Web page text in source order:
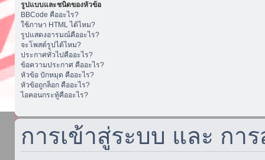
รูปแบบและชนิดของหัวข้อ
BBCode คืออะไร?
ใช้ภาษา HTML ได้ไหม?
รูปแสดงอารมณ์คืออะไร?
จะโพสต์รูปได้ไหม?
ประกาศทั่วไปคืออะไร?
ข้อความประกาศ คืออะไร?
หัวข้อ ปักหมุด คืออะไร?
หัวข้อถูกล็อก คืออะไร?
ไอคอนกระทู้คืออะไร?
การเข้าสู่ระบบ และ กา